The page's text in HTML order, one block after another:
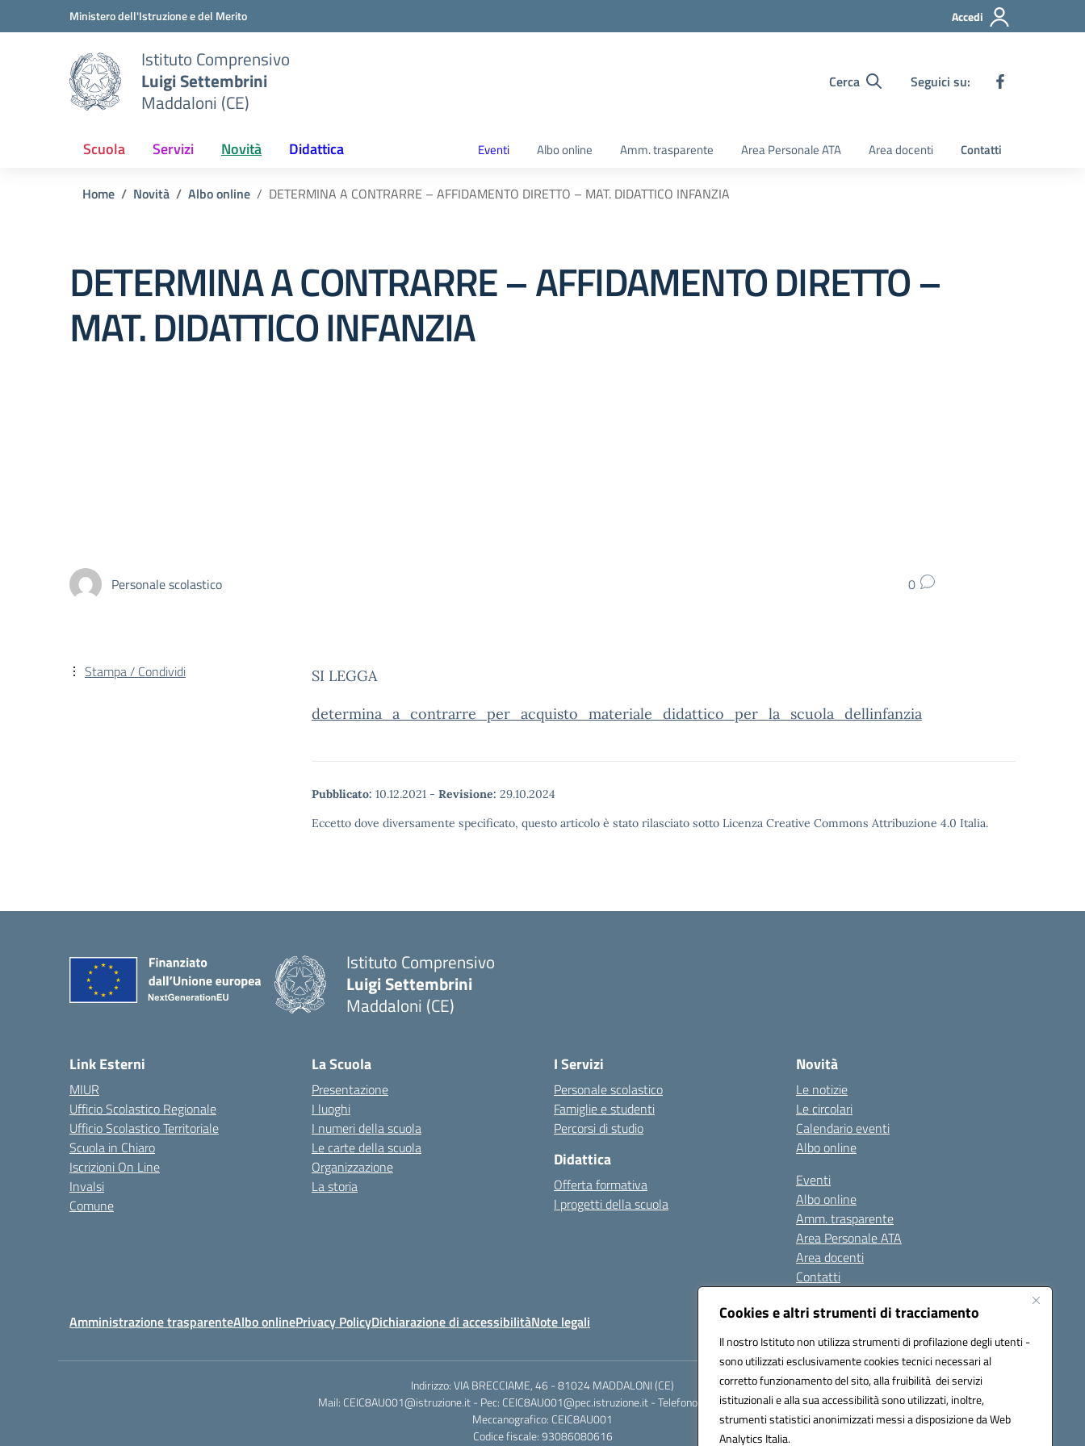
Cookies e altri strumenti di tracciamento
Il nostro Istituto non utilizza strumenti di profilazione degli utenti -
sono utilizzati esclusivamente cookies tecnici necessari al
corretto funzionamento del sito, alla fruibilità dei servizi
istituzionali e alla sua accessibilità sono utilizzati, inoltre,
strumenti statistici anonimizzati messi a disposizione da Web
Analytics Italia.
Vai ai contenuti
Vai al menu di navigazioneMinistero dell'Istruzione e del Merito Accedi
Istituto Comprensivo
Luigi Settembrini
Maddaloni (CE)
Cerca Seguici su:
Scuola Servizi Novità Didattica Eventi Albo online Amm. trasparente Area Personale ATA Area docenti Contatti
Home Novità Albo online DETERMINA A CONTRARRE – AFFIDAMENTO DIRETTO – MAT. DIDATTICO INFANZIA
DETERMINA A CONTRARRE – AFFIDAMENTO DIRETTO –
MAT. DIDATTICO INFANZIA
Personale scolastico 0
SI LEGGA
determina_a_contrarre_per_acquisto_materiale_didattico_per_la_scuola_dellinfanzia
Pubblicato: 10.12.2021 - Revisione: 29.10.2024
Eccetto dove diversamente specificato, questo articolo è stato rilasciato sotto Licenza Creative Commons Attribuzione 4.0 Italia.
Stampa / Condividi
Istituto Comprensivo
Luigi Settembrini
Maddaloni (CE)
Link Esterni
MIUR
Ufficio Scolastico Regionale
Ufficio Scolastico Territoriale
Scuola in Chiaro
Iscrizioni On Line
Invalsi
Comune
La Scuola
Presentazione
I luoghi
I numeri della scuola
Le carte della scuola
Organizzazione
La storia
I Servizi
Personale scolastico
Famiglie e studenti
Percorsi di studio
Didattica
Offerta formativa
I progetti della scuola
Novità
Le notizie
Le circolari
Calendario eventi
Albo online
Eventi
Albo online
Amm. trasparente
Area Personale ATA
Area docenti
Contatti
Amministrazione trasparenteAlbo onlinePrivacy PolicyDichiarazione di accessibilitàNote legali
Indirizzo: VIA BRECCIAME, 46 - 81024 MADDALONI (CE)
Mail: CEIC8AU001@istruzione.it - Pec: CEIC8AU001@pec.istruzione.it - Telefono: 0823408721
Meccanografico: CEIC8AU001
Codice fiscale: 93086080616